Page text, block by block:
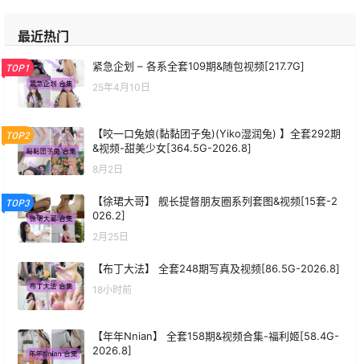
最近热门
TOP1 紧急企划 – 各系全套109期&随包视频[217.7G]
25年4月10日
TOP2
【咬一口兔娘(黏黏团子兔)(Yiko湿润兔) 】全套292期
&视频-甜美少女[364.5G-2026.8]
8月2日
TOP3
【徐珺大哥】 舰长提督朋友圈系列套图&视频[15套-2
026.2]
2月25日
【布丁大法】 全套248期写真及视频[86.5G-2026.8]
18小时前
【年年Nnian】 全套158期&视频合集-福利姬[58.4G-
2026.8]